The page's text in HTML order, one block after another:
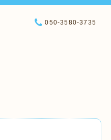
050-3580-3735